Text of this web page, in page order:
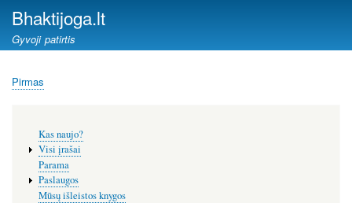
Bhaktijoga.lt
Gyvoji patirtis
Kelias
Pirmas
meniu
Kas naujo?
Visi įrašai
Parama
Paslaugos
Mūsų išleistos knygos